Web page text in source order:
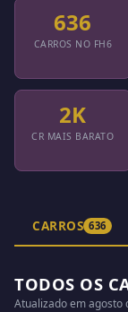
636
CARROS NO FH6
2K
CR MAIS BARATO
CARROS 636
TODOS OS
Atualizado em agosto